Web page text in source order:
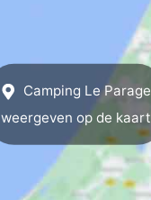
Camping Le Parage
weergeven op de kaart